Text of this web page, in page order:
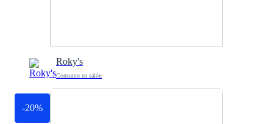
Roky's
Consumo en salón
-20%